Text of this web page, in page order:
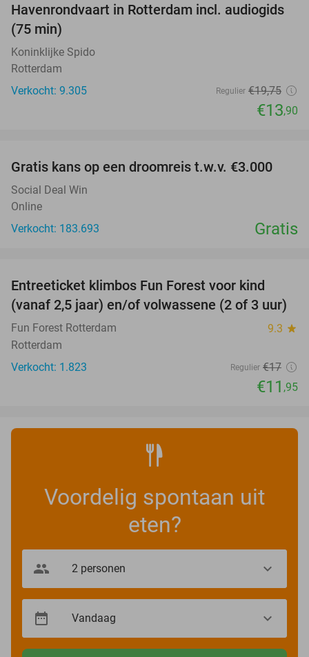
30%
Havenrondvaart in Rotterdam incl. audiogids
(75 min)
Koninklijke Spido
Rotterdam
Verkocht: 9.305
Regulier €19,75
€13,90
Gratis kans op een droomreis t.w.v. €3.000
Social Deal Win
Online
Verkocht: 183.693
Gratis
Entreeticket klimbos Fun Forest voor kind
(vanaf 2,5 jaar) en/of volwassene (2 of 3 uur)
Fun Forest Rotterdam 9.3 star
Rotterdam
Verkocht: 1.823
Regulier €17
€11 ,95
Voordelig spontaan uit
eten?